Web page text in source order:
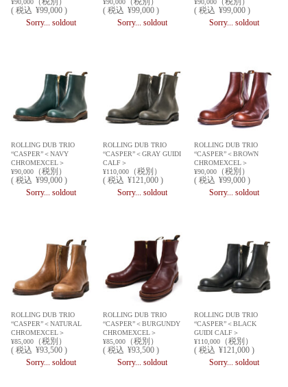
(税込 ¥99,000 )
Sorry... soldout
( 税込 ¥99,000 )
Sorry... soldout
( 税込 ¥99,000 )
Sorry... soldout
ROLLING DUB TRIO
“CASPER”＜NAVY
CHROMEXCEL＞
¥90,000
（税別）
(税込 ¥99,000 )
Sorry... soldout
ROLLING DUB TRIO
“CASPER”＜GRAY GUIDI
CALF＞
¥110,000（税別）
( 税込 ¥121,000 )
Sorry... soldout
ROLLING DUB TRIO
“CASPER”＜BROWN
CHROMEXCEL＞
¥90,000（税別）
( 税込 ¥99,000 )
Sorry... soldout
ROLLING DUB TRIO
“CASPER”＜NATURAL
CHROMEXCEL＞
¥85,000
（税別）
(税込 ¥93,500 )
Sorry... soldout
ROLLING DUB TRIO
“CASPER”＜BURGUNDY
CHROMEXCEL＞
¥85,000（税別）
( 税込 ¥93,500 )
Sorry... soldout
ROLLING DUB TRIO
“CASPER”＜BLACK
GUIDI CALF＞
¥110,000（税別）
( 税込 ¥121,000 )
Sorry... soldout